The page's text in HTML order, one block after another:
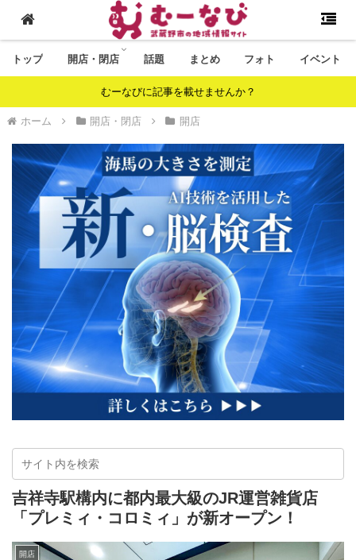
トップ 開店・閉店 話題 まとめ フォト イベント
むーなびに記事を載せませんか？
ホーム 開店・閉店 開店
吉祥寺駅構内に都内最大級のJR運営雑貨店
「プレミィ・コロミィ」が新オープン！
開店